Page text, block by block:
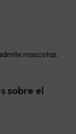
mascotas.
sobre el